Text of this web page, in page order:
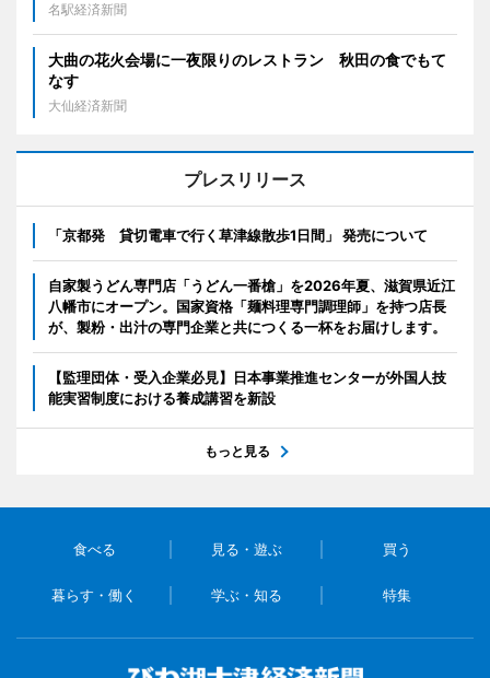
名駅経済新聞
大曲の花火会場に一夜限りのレストラン 秋田の食でもて
なす
大仙経済新聞
プレスリリース
「京都発 貸切電車で行く草津線散歩1日間」 発売について
自家製うどん専門店「うどん一番槍」を2026年夏、滋賀県近江
八幡市にオープン。国家資格「麺料理専門調理師」を持つ店長
が、製粉・出汁の専門企業と共につくる一杯をお届けします。
【監理団体・受入企業必見】日本事業推進センターが外国人技
能実習制度における養成講習を新設
もっと見る
食べる 見る・遊ぶ 買う
暮らす・働く 学ぶ・知る 特集